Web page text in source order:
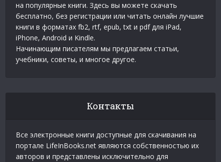
на популярные книги. Здесь вы можете скачать
бесплатно, без регистрации или читать онлайн лучшие
книги в форматах fb2, rtf, epub, txt и pdf для iPad,
iPhone, Android и Kindle.
Начинающим писателям мы предлагаем статьи,
учебники, советы, и многое другое.
Контакты
Все электронные книги доступные для скачивания на
портале LifeInBooks.net являются собственностью их
авторов и представлены исключительно для